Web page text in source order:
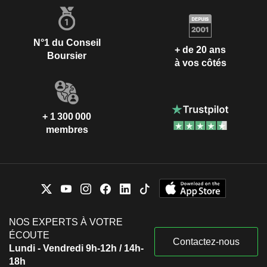
N°1 du Conseil
Boursier
+ de 20 ans
à vos côtés
+ 1 300 000
membres
NOS EXPERTS À VOTRE
ÉCOUTE
Lundi - Vendredi 9h-12h / 14h-
18h
Contactez-nous